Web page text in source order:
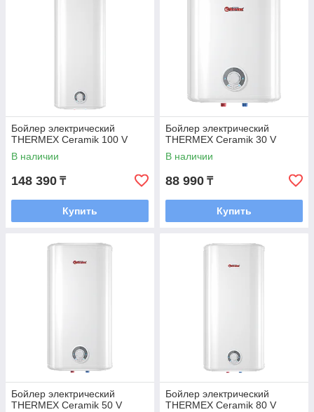
Бойлер электрический
THERMEX Ceramik 100 V
В наличии
148 390 ₸
Купить
Бойлер электрический
THERMEX Ceramik 30 V
В наличии
88 990 ₸
Купить
Бойлер электрический
THERMEX Ceramik 50 V
Бойлер электрический
THERMEX Ceramik 80 V